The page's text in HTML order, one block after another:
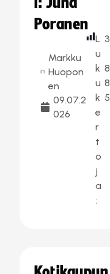
Poranen
Markku
Huopon
en
09.07.2
026
L
u
k
u
k
e
r
t
o
j
a
:
3
8
8
5